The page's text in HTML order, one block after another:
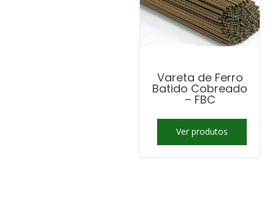
Vareta de Ferro
Batido Cobreado
– FBC
Ver produtos